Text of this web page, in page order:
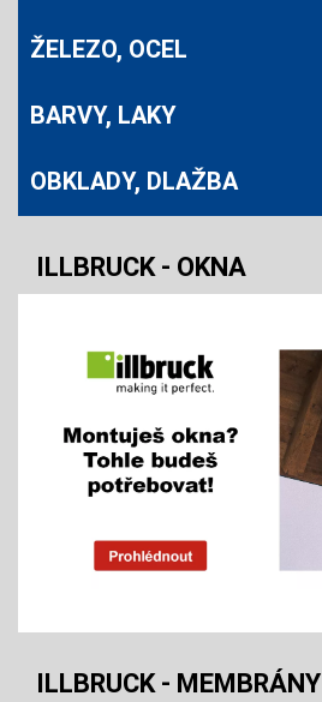
ŽELEZO, OCEL
BARVY, LAKY
OBKLADY, DLAŽBA
ILLBRUCK - OKNA
ILLBRUCK - MEMBRÁNY